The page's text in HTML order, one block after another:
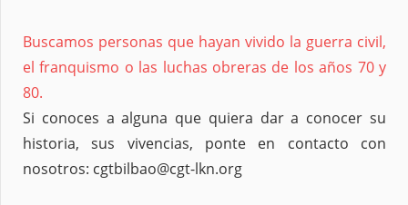
Buscamos personas que hayan vivido la guerra civil,
el franquismo o las luchas obreras de los años 70 y
80.
Si conoces a alguna que quiera dar a conocer su
historia, sus vivencias, ponte en contacto con
nosotros: cgtbilbao@cgt-lkn.org